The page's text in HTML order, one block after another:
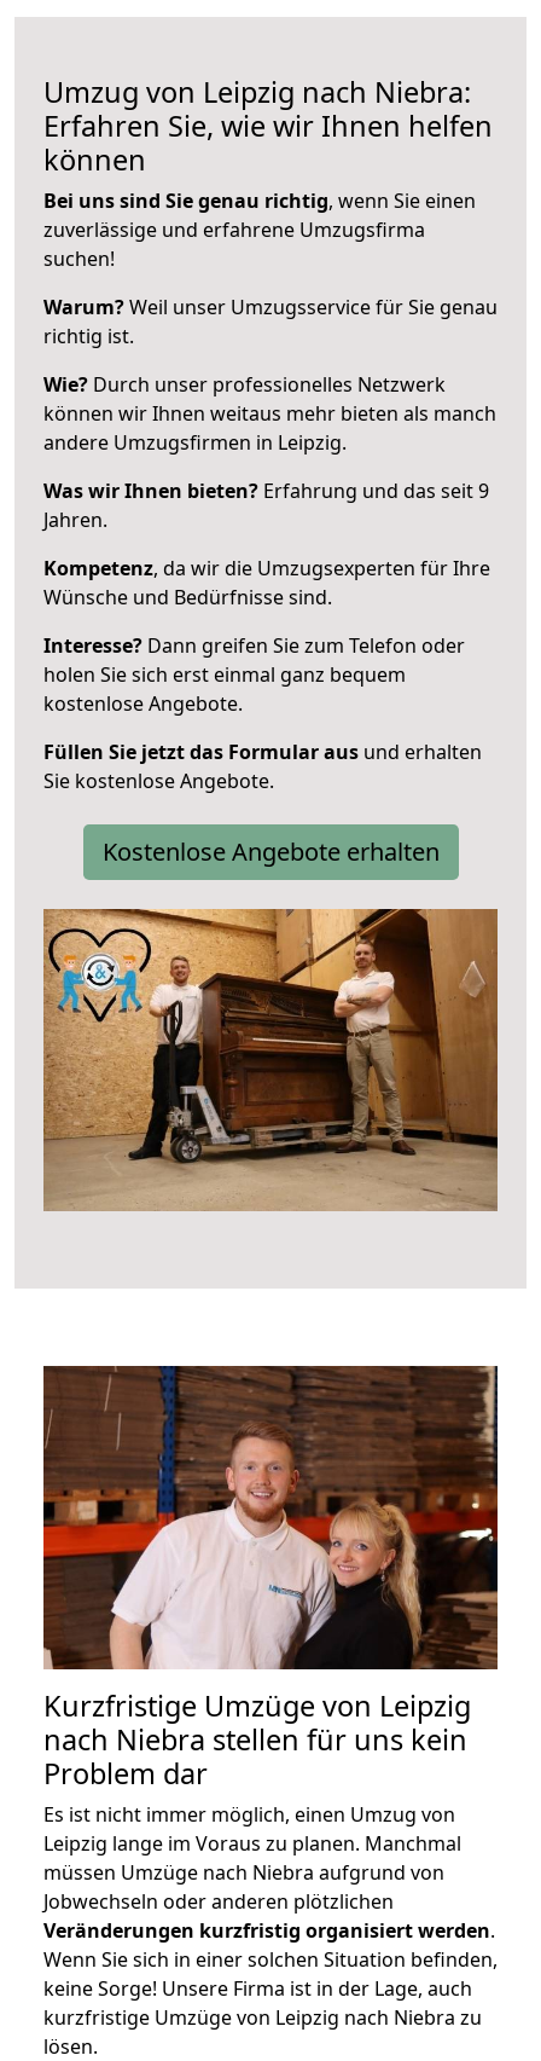
Umzug von Leipzig nach Niebra:
Erfahren Sie, wie wir Ihnen helfen
können
Bei uns sind Sie genau richtig, wenn Sie einen
zuverlässige und erfahrene Umzugsfirma
suchen!
Warum?Weil unser Umzugsservice für Sie genau
richtig ist.
Wie? Durch unser professionelles Netzwerk
können wir Ihnen weitaus mehr bieten als manch
andere Umzugsfirmen in Leipzig.
Was wir Ihnen bieten? Erfahrung und das seit 9
Jahren.
Kompetenz, da wir die Umzugsexperten für Ihre
Wünsche und Bedürfnisse sind.
Interesse? Dann greifen Sie zum Telefon oder
holen Sie sich erst einmal ganz bequem
kostenlose Angebote.
Füllen Sie jetzt das Formular aus und erhalten
Sie kostenlose Angebote.
Kostenlose Angebote erhalten
Kurzfristige Umzüge von Leipzig
nach Niebra stellen für uns kein
Problem dar
Es ist nicht immer möglich, einen Umzug von
Leipzig lange im Voraus zu planen. Manchmal
müssen Umzüge nach Niebra aufgrund von
Jobwechseln oder anderen plötzlichen
Veränderungen kurzfristig organisiert werden.
Wenn Sie sich in einer solchen Situation befinden,
keine Sorge! Unsere Firma ist in der Lage, auch
kurzfristige Umzüge von Leipzig nach Niebra zu
lösen.